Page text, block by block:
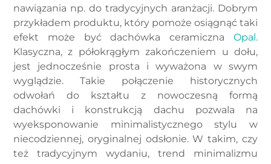
nawiązania np. do tradycyjnych aranżacji. Dobrym
przykładem produktu, który pomoże osiągnąć taki
efekt może być dachówka ceramiczna Opal.
Klasyczna, z półokrągłym zakończeniem u dołu,
jest jednocześnie prosta i wyważona w swym
wyglądzie. Takie połączenie historycznych
odwołań do kształtu z nowoczesną formą
dachówki i konstrukcją dachu pozwala na
wyeksponowanie minimalistycznego stylu w
niecodziennej, oryginalnej odsłonie. W takim, czy
też tradycyjnym wydaniu, trend minimalizmu